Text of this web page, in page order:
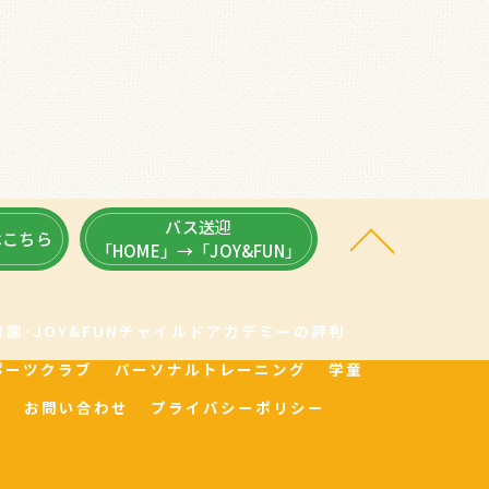
ちら
バス送迎
「HOME」→「JOY&FUN」
園･JOY&FUNチャイルドアカデミーの評判
ツクラブ
パーソナルトレーニング
学童
お問い合わせ プライバシーポリシー